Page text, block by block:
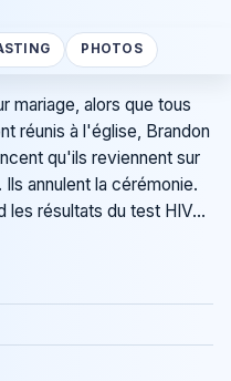
PHOTOS
mariage, alors que tous
réunis à l'église, Brandon
qu'ils reviennent sur
Ils annulent la cérémonie.
les résultats du test HIV...